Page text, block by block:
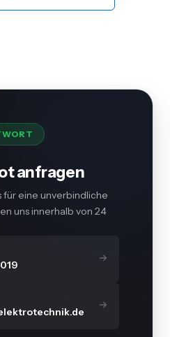
anfragen
für eine unverbindliche
uns innerhalb von 24